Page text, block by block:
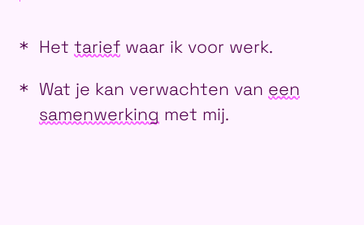
Het tarief waar ik voor werk.
Wat je kan verwachten van een
samenwerking met mij.